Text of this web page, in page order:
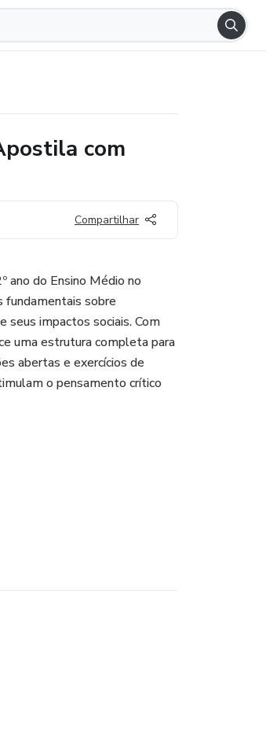
com
Compartilhar
ano do Ensino Médio no
fundamentais sobre
seus impactos sociais. Com
uma estrutura completa para
abertas e exercícios de
o pensamento crítico
e Impactos Sociais